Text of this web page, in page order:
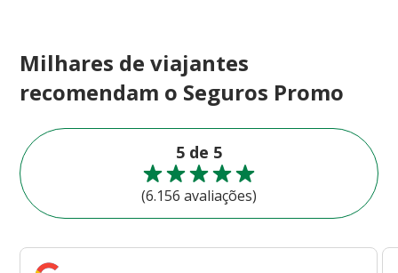
Milhares de viajantes
recomendam o Seguros Promo
5 de 5
(6.156 avaliações)